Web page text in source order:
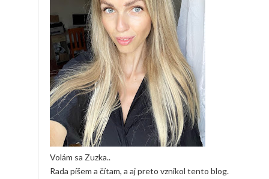
Volám sa Zuzka..
Rada píšem a čítam, a aj preto vznikol tento blog.